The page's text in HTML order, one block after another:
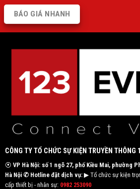
BÁO GIÁ NHANH
CÔNG TY TỔ CHỨC SỰ KIỆN TRUYỀN THÔNG
⦿ VP Hà Nội: số 1 ngõ 27, phố Kiều Mai, phường
Hà Nội ✆ Hotline đặt dịch vụ:▶ Tổ chức sự kiện
cấp thiết bị - nhân sự: 0982 253090